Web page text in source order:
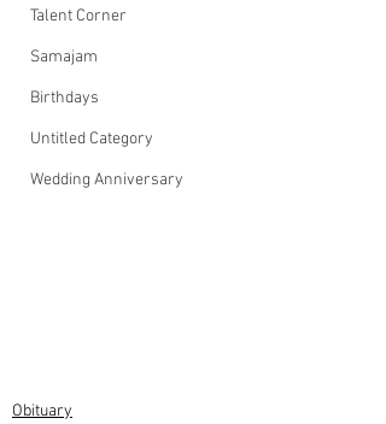
Talent Corner
Samajam
Birthdays
Untitled Category
Wedding Anniversary
Obituary